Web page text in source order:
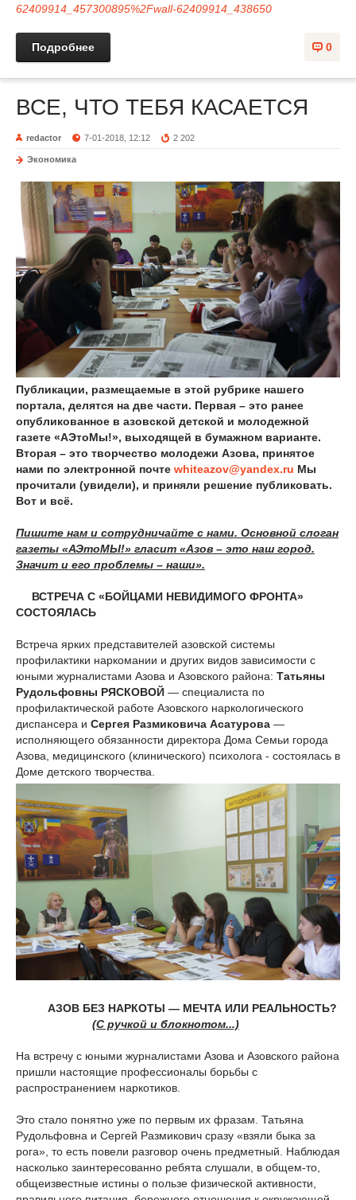
62409914_457300895%2Fwall-62409914_438650
0
Подробнее
ВСЕ, ЧТО ТЕБЯ КАСАЕТСЯ
redactor 7-01-2018, 12:12 2 202
Экономика
Публикации, размещаемые в этой рубрике нашего
портала, делятся на две части. Первая – это ранее
опубликованное в азовской детской и молодежной
газете «АЭтоМы!», выходящей в бумажном варианте.
Вторая – это творчество молодежи Азова, принятое
нами по электронной почте whiteazov@yandex.ru Мы
прочитали (увидели), и приняли решение публиковать.
Вот и всё.
Пишите нам и сотрудничайте с нами. Основной слоган
газеты «АЭтоМЫ!» гласит «Азов – это наш город.
Значит и его проблемы – наши».
ВСТРЕЧА С «БОЙЦАМИ НЕВИДИМОГО ФРОНТА»
СОСТОЯЛАСЬ
Встреча ярких представителей азовской системы
профилактики наркомании и других видов зависимости с
юными журналистами Азова и Азовского района: Татьяны
Рудольфовны РЯСКОВОЙ — специалиста по
профилактической работе Азовского наркологического
диспансера и Сергея Размиковича Асатурова —
исполняющего обязанности директора Дома Семьи города
Азова, медицинского (клинического) психолога - состоялась в
Доме детского творчества.
АЗОВ БЕЗ НАРКОТЫ — МЕЧТА ИЛИ РЕАЛЬНОСТЬ?
(С ручкой и блокнотом...)
На встречу с юными журналистами Азова и Азовского района
пришли настоящие профессионалы борьбы с
распространением наркотиков.
Это стало понятно уже по первым их фразам. Татьяна
Рудольфовна и Сергей Размикович сразу «взяли быка за
рога», то есть повели разговор очень предметный. Наблюдая
насколько заинтересованно ребята слушали, в общем-то,
общеизвестные истины о пользе физической активности,